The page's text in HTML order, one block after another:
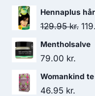
Hennaplus
129.95kr. Den
Mentholsalve
79.00 kr.
Womankind
46.95 kr.